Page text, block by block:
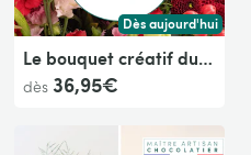
(pour toute commande passée
Dès aujourd'hui
Livraison dès
Le bouquet créatif du fleuriste rouge
dès 36,95€